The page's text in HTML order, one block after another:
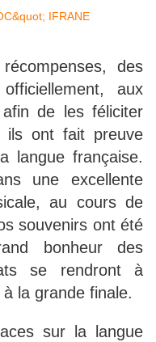
des
aux
de les féliciter
ils ont fait preuve
langue française.
une excellente
au cours de
souvenirs ont été
bonheur des
se rendront à
la grande finale.
sur la langue